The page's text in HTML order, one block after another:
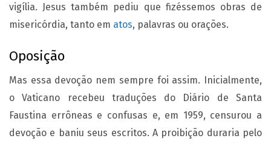
vigília. Jesus também pediu que fizéssemos obras de
misericórdia, tanto em atos, palavras ou orações.
Oposição
Mas essa devoção nem sempre foi assim. Inicialmente,
o Vaticano recebeu traduções do Diário de Santa
Faustina errôneas e confusas e, em 1959, censurou a
devoção e baniu seus escritos. A proibição duraria pelo